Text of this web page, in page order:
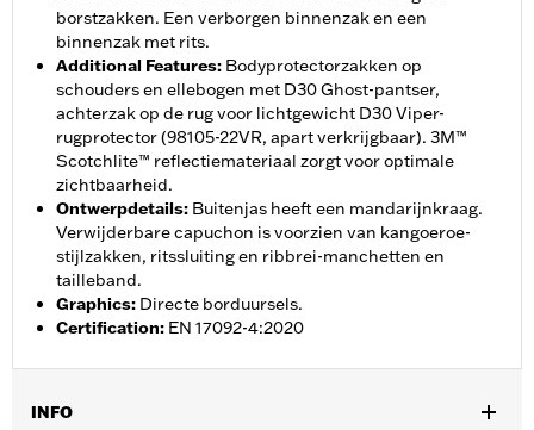
borstzakken. Een verborgen binnenzak en een
binnenzak met rits.
Additional Features: Bodyprotectorzakken op
schouders en ellebogen met D30 Ghost-pantser,
achterzak op de rug voor lichtgewicht D30 Viper-
rugprotector (98105-22VR, apart verkrijgbaar). 3M™
Scotchlite™ reflectiemateriaal zorgt voor optimale
zichtbaarheid.
Ontwerpdetails: Buitenjas heeft een mandarijnkraag.
Verwijderbare capuchon is voorzien van kangoeroe-
stijlzakken, ritssluiting en ribbrei-manchetten en
tailleband.
Graphics: Directe borduursels.
Certification: EN 17092-4:2020
INFO